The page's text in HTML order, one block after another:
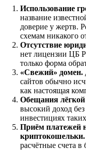
Использование
название
доверие у жертв.
схемам никакого
Отсутствие
нет лицензии ЦБ
только форма
«Свежий» домен.
сайтов обычно
как настоящая
Обещания
высокий доход
инвестициях
Приём платежей
криптокошельки.
расчётные счета в